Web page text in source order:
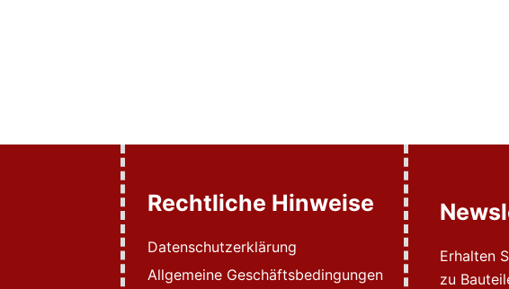
Rechtliche Hinweise
Datenschutzerklärung
Allgemeine Geschäftsbedingungen
Erhalten
zu